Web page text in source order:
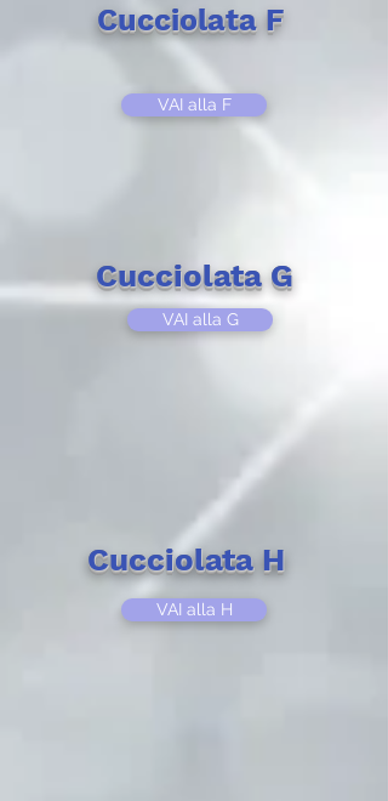
Cucciolata F
VAI alla F
Cucciolata G
VAI alla G
Cucciolata H
VAI alla H